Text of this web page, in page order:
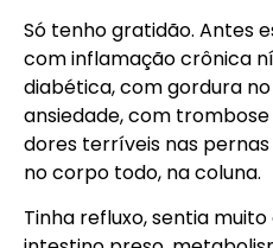
Só tenho gratidão. Antes
com inflamação crônica
diabética, com gordura
ansiedade, com
dores terríveis nas
no corpo todo, na coluna.
Tinha refluxo, sentia